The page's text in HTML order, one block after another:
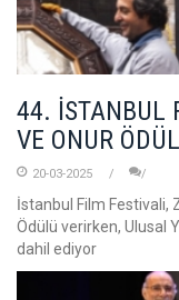
44. İSTANBUL
VE ONUR
20-03-2025
İstanbul Film Festivali,
Ödülü verirken, Ulusal
dahil ediyor